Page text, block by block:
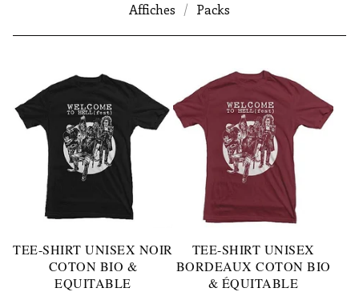
Affiches
Packs
E
E
TEE-SHIRT UNISEX NOIR
COTON BIO &
EQUITABLE
TEE-SHIRT UNISEX
BORDEAUX COTON BIO
& ÉQUITABLE